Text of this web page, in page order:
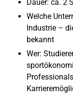
Dauer: ca. 2
Welche
Industrie –
bekannt
Wer: